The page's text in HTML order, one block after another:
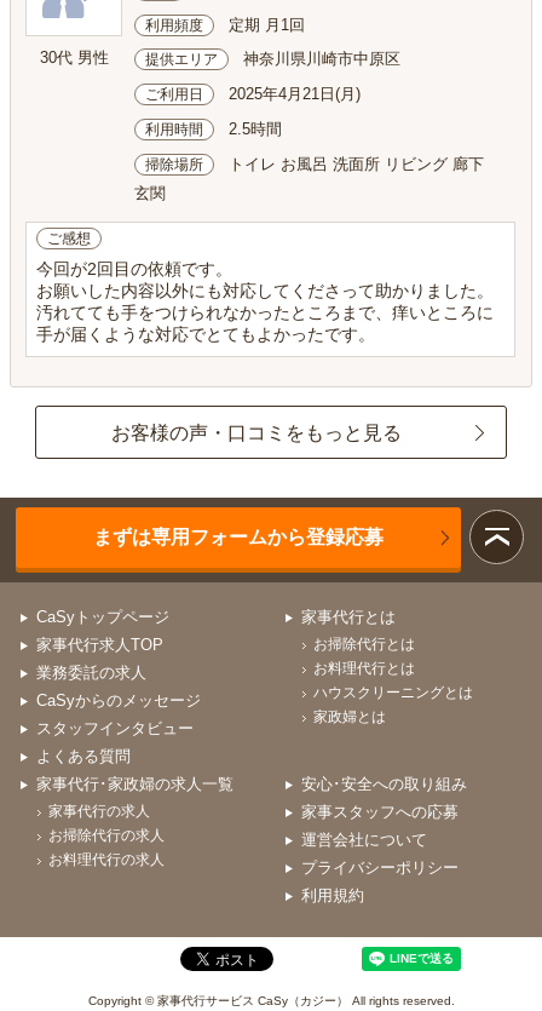
30代 男性
利用頻度 定期 月1回
提供エリア 神奈川県川崎市中原区
ご利用日 2025年4月21日(月)
利用時間 2.5時間
掃除場所
トイレ お風呂 洗面所 リビング 廊下
玄関
ご感想
今回が2回目の依頼です。
お願いした内容以外にも対応してくださって助かりました。
汚れてても手をつけられなかったところまで、痒いところに
手が届くような対応でとてもよかったです。
お客様の声・口コミをもっと見る
まずは専用フォームから登録応募
CaSyトップページ
家事代行求人TOP
業務委託の求人
CaSyからのメッセージ
スタッフインタビュー
よくある質問
家事代行とは
お掃除代行とは
お料理代行とは
ハウスクリーニングとは
家政婦とは
家事代行･家政婦の求人一覧
家事代行の求人
お掃除代行の求人
お料理代行の求人
安心･安全への取り組み
家事スタッフへの応募
運営会社について
プライバシーポリシー
利用規約
Copyright © 家事代行サービス CaSy（カジー） All rights reserved.